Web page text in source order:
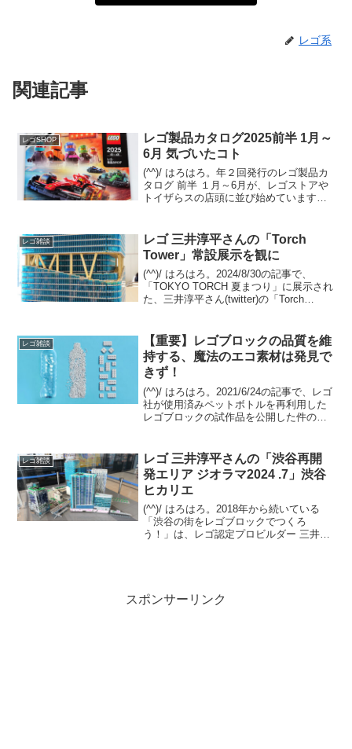
レゴ系
関連記事
レゴSHOP
レゴ製品カタログ2025前半 1月～
6月 気づいたコト
(^^)/ はろはろ。年２回発行のレゴ製品カ
タログ 前半 １月～6月が、レゴストアや
トイザらスの店頭に並び始めています。
が、近日中にレゴショップの「レゴ製品
カタ...
レゴ雑談
レゴ 三井淳平さんの「Torch
Tower」常設展示を観に
(^^)/ はろはろ。2024/8/30の記事で、
「TOKYO TORCH 夏まつり」に展示され
た、三井淳平さん(twitter)の「Torch
返りですが、「T...
レゴ雑談
【重要】レゴブロックの品質を維
持する、魔法のエコ素材は発見で
きず！
(^^)/ はろはろ。2021/6/24の記事で、レゴ
社が使用済みペットボトルを再利用した
レゴブロックの試作品を公開した件の続
先ほどまで記事が見え...
レゴ雑談
レゴ 三井淳平さんの「渋谷再開
発エリア ジオラマ2024 .7」渋谷
ヒカリエ
(^^)/ はろはろ。2018年から続いている
「渋谷の街をレゴブロックでつくろ
う！」は、レゴ認定プロビルダー 三井淳
スポンサーリンク